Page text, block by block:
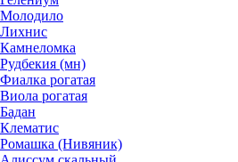
Молодило
Лихнис
Камнеломка
Рудбекия (мн)
Фиалка рогатая
Виола рогатая
Бадан
Клематис
Ромашка (Нивяник)